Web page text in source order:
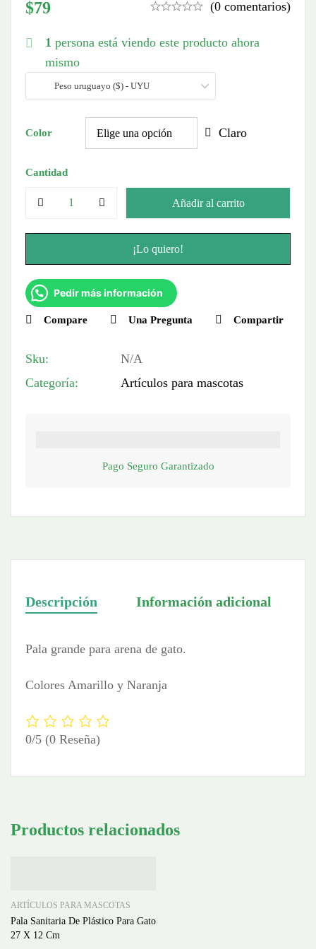
$79 (0 comentarios)
1 persona está viendo este producto ahora
mismo
Peso uruguayo ($) - UYU
Color Claro
Cantidad
Añadir al carrito
¡Lo quiero!
Pedir más información
Compare Una Pregunta Compartir
Sku:
N/A
Categoría:
Artículos para mascotas
Pago Seguro Garantizado
Descripción Información adicional
Pala grande para arena de gato.
Colores Amarillo y Naranja
0/5 (0 Reseña)
Productos relacionados
ARTÍCULOS PARA MASCOTAS
Pala Sanitaria De Plástico Para Gato
27 X 12 Cm